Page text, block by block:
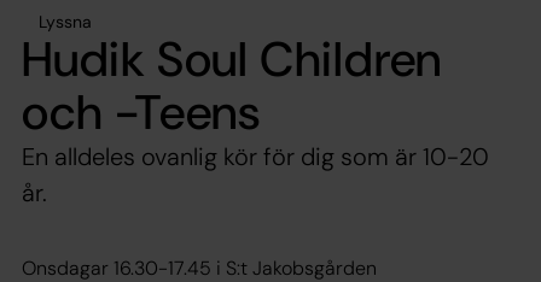
Lyssna
Hudik Soul Children
och -Teens
En alldeles ovanlig kör för dig som är 10-20
år.
Onsdagar 16.30-17.45 i S:t Jakobsgården